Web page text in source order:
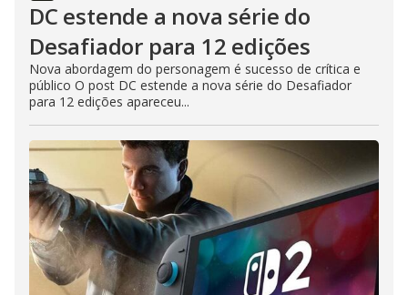
DC estende a nova série do
Desafiador para 12 edições
Nova abordagem do personagem é sucesso de crítica e
público O post DC estende a nova série do Desafiador
para 12 edições apareceu...